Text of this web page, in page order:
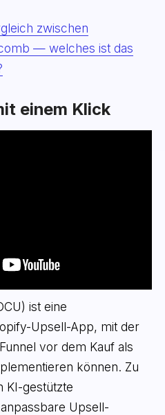
zwischen
— welches ist das
einem Klick
ist eine
Upsell-App, mit der
vor dem Kauf als
können. Zu
KI-gestützte
Upsell-